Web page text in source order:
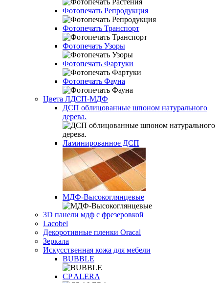
Фотопечать Репродукция
Фотопечать Транспорт
Фотопечать Узоры
Фотопечать Фартуки
Фотопечать Фауна
Цвета ЛДСП-МДФ
ДСП облицованные шпоном натурального
дерева.
Ламинированное ДСП
МДФ-Высокоглянцевые
3D панели мдф с фрезеровкой
Lacobel
Декоротивные пленки Oracal
Зеркала
Искусственная кожа для мебели
BUBBLE
CP ALERA